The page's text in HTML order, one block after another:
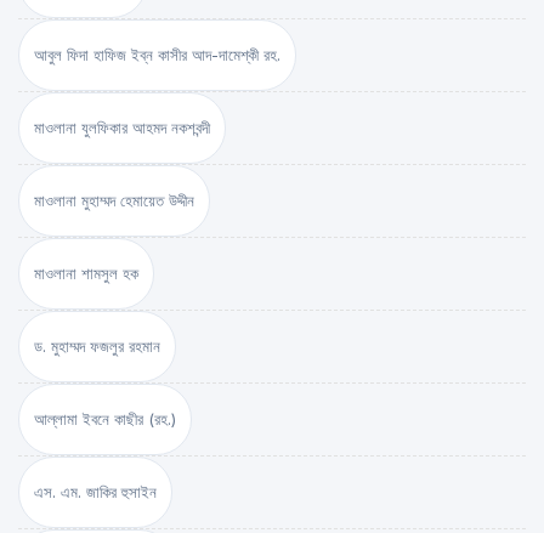
আবুল ফিদা হাফিজ ইব্‌ন কাসীর আদ-দামেশ্‌কী রহ.
মাওলানা যুলফিকার আহমদ নকশবন্দী
মাওলানা মুহাম্মদ হেমায়েত উদ্দীন
মাওলানা শামসুল হক
ড. মুহাম্মদ ফজলুর রহমান
আল্লামা ইবনে কাছীর (রহ.)
এস. এম. জাকির হুসাইন